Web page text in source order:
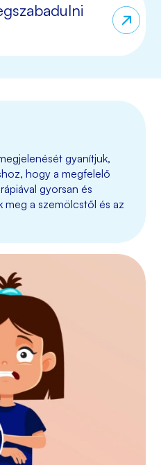
gyanítjuk,
hogy a megfelelő
gyorsan és
meg a szemölcstől és az